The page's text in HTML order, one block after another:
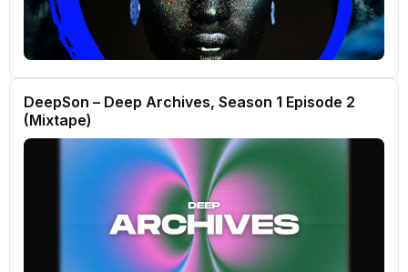
DeepSon – Deep Archives, Season 1 Episode 2
(Mixtape)